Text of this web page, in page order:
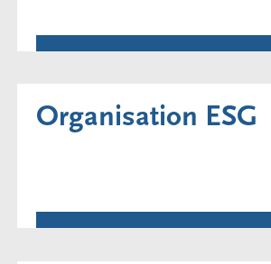
Organisation ESG